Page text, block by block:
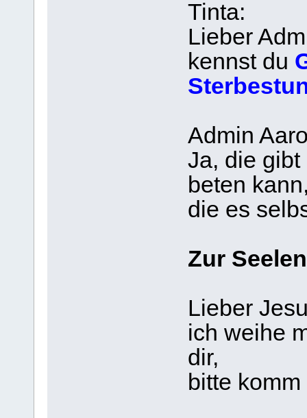
Tinta:
Lieber
kennst du
Admin
Ja, die
beten
die es
Zur
Lieber
ich weihe
dir,
bitte